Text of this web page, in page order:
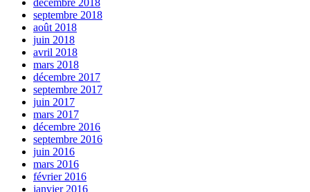
décembre 2018
septembre 2018
août 2018
juin 2018
avril 2018
mars 2018
décembre 2017
septembre 2017
juin 2017
mars 2017
décembre 2016
septembre 2016
juin 2016
mars 2016
février 2016
janvier 2016